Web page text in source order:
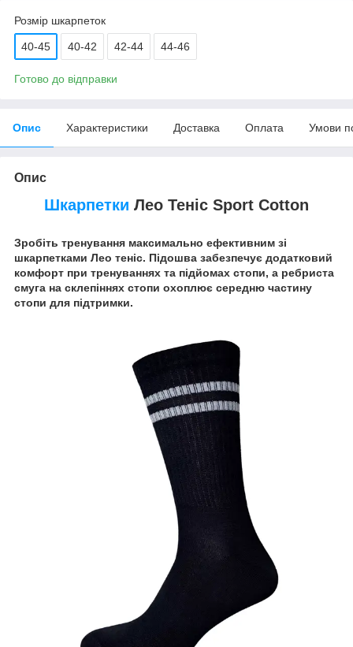
Розмір шкарпеток
40-45 40-42 42-44 44-46
Готово до відправки
Опис Характеристики Доставка Оплата Умови
Опис
Шкарпетки Лео Теніс Sport Cotton
Зробіть тренування максимально ефективним зі
шкарпетками Лео теніс. Підошва забезпечує додатковий
комфорт при тренуваннях та підйомах стопи, а ребриста
смуга на склепіннях стопи охоплює середню частину
стопи для підтримки.